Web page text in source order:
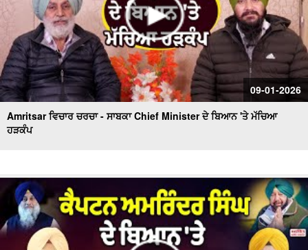
09-01-2026
Amritsar ਵਿਚਾਰ ਚਰਚਾ - ਸਾਬਕਾ Chief Minister ਦੇ ਬਿਆਨ 'ਤੇ ਮੱਚਿਆ
ਹੜਕੰਪ